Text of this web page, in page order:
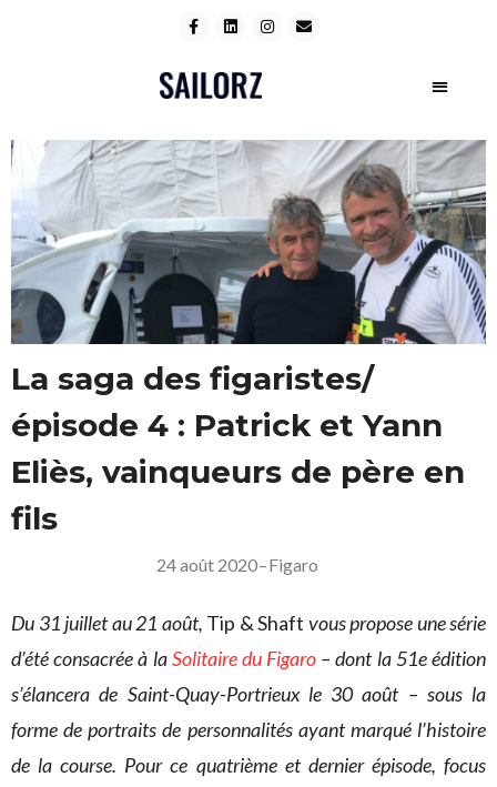
La saga des figaristes/
épisode 4 : Patrick et Yann
Eliès, vainqueurs de père en
fils
24 août 2020–Figaro
Du 31 juillet au 21 août, Tip & Shaft vous propose une série
d’été consacrée à laSolitaire du Figaro – dont la 51e édition
s’élancera de Saint-Quay-Portrieux le 30 août – sous la
forme de portraits de personnalités ayant marqué l’histoire
de la course. Pour ce quatrième et dernier épisode, focus